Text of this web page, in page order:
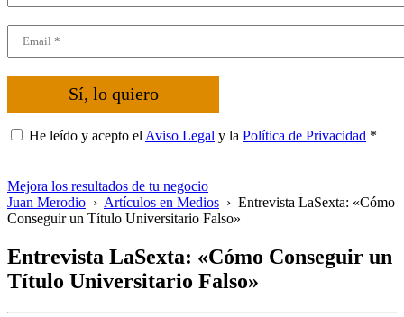
Sí, lo quiero
He leído y acepto el Aviso Legal y la Política de Privacidad *
Mejora los resultados de tu negocio
Juan Merodio › Artículos en Medios › Entrevista LaSexta: «Cómo
Conseguir un Título Universitario Falso»
Entrevista LaSexta: «Cómo Conseguir un
Título Universitario Falso»